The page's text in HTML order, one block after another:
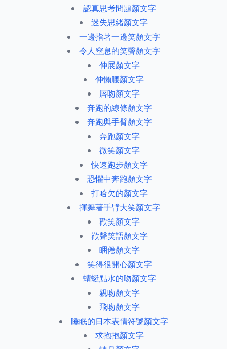
認真思考問題顏文字
迷失思緒顏文字
一邊指著一邊笑顏文字
令人窒息的笑聲顏文字
伸展顏文字
伸懶腰顏文字
唇吻顏文字
奔跑的線條顏文字
奔跑與手臂顏文字
奔跑顏文字
微笑顏文字
快速跑步顏文字
恐懼中奔跑顏文字
打哈欠的顏文字
揮舞著手臂大笑顏文字
歡笑顏文字
歡聲笑語顏文字
睏倦顏文字
笑得很開心顏文字
蜻蜓點水的吻顏文字
親吻顏文字
飛吻顏文字
睡眠的日本表情符號顏文字
求抱抱顏文字